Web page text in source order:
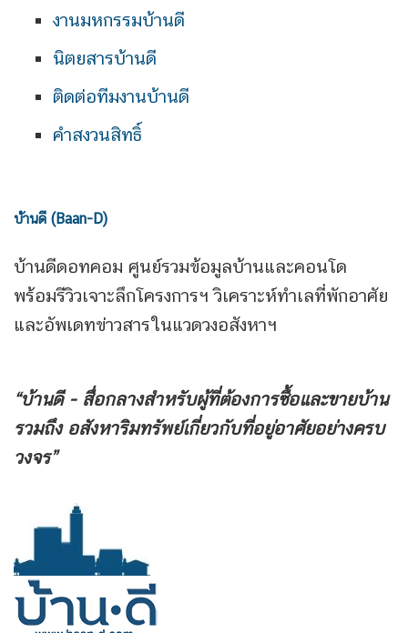
งานมหกรรมบ้านดี
นิตยสารบ้านดี
ติดต่อทีมงานบ้านดี
คำสงวนสิทธิ์
บ้านดี (Baan-D)
บ้านดีดอทคอม ศูนย์รวมข้อมูลบ้านและคอนโด
พร้อมรีวิวเจาะลึกโครงการฯ วิเคราะห์ทำเลที่พักอาศัย
และอัพเดทข่าวสารในแวดวงอสังหาฯ
“บ้านดี - สื่อกลางสำหรับผู้ที่ต้องการซื้อและขายบ้าน
รวมถึง อสังหาริมทรัพย์เกี่ยวกับที่อยู่อาศัยอย่างครบ
วงจร”